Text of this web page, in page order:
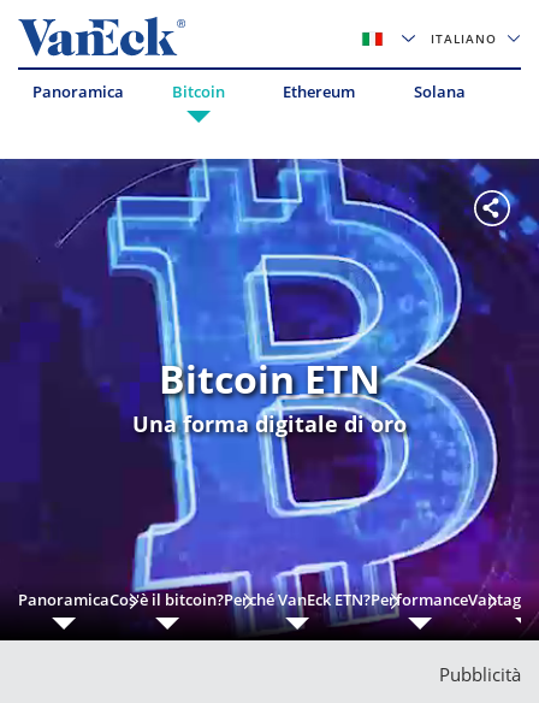
ITALIANO
Panoramica Bitcoin Ethereum Solana
Bitcoin ETN
Una forma digitale di oro
PanoramicaCos'è il bitcoin?Perché VanEck ETN?PerformanceVantaggi
Pubblicità